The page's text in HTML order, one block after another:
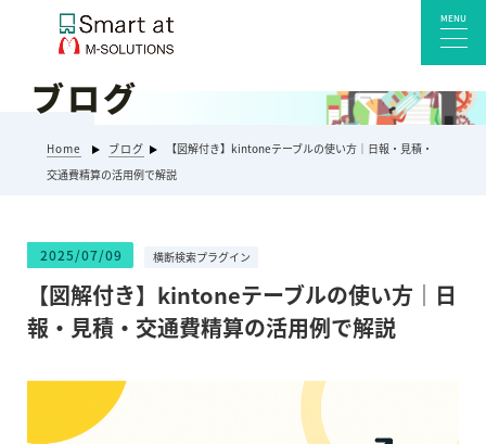
Smart at reception 会社受付
kintoneプラグイン・連携サービス
Smart at 自治体DX
システム開発
Smart at event
MENU
ブログ
Home ブログ
【図解付き】kintoneテーブルの使い方｜日報・見積・
交通費精算の活用例で解説
2025/07/09 横断検索プラグイン
【図解付き】kintoneテーブルの使い方｜日
報・見積・交通費精算の活用例で解説